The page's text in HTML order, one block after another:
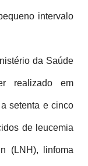
intervalo
da Saúde
realizado em
setenta e cinco
de leucemia
(LNH), linfoma